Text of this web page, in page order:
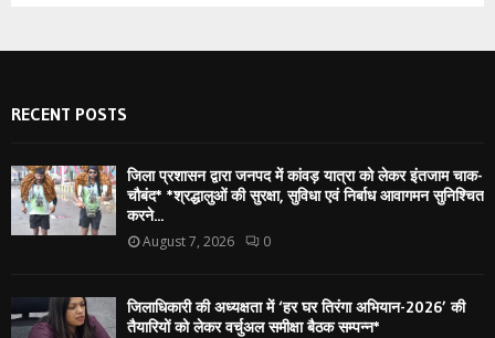
RECENT POSTS
जिला प्रशासन द्वारा जनपद में कांवड़ यात्रा को लेकर इंतजाम चाक-
चौबंद* *श्रद्धालुओं की सुरक्षा, सुविधा एवं निर्बाध आवागमन सुनिश्चित
करने...
August 7, 2026 0
जिलाधिकारी की अध्यक्षता में ‘हर घर तिरंगा अभियान-2026’ की
तैयारियों को लेकर वर्चुअल समीक्षा बैठक सम्पन्न*